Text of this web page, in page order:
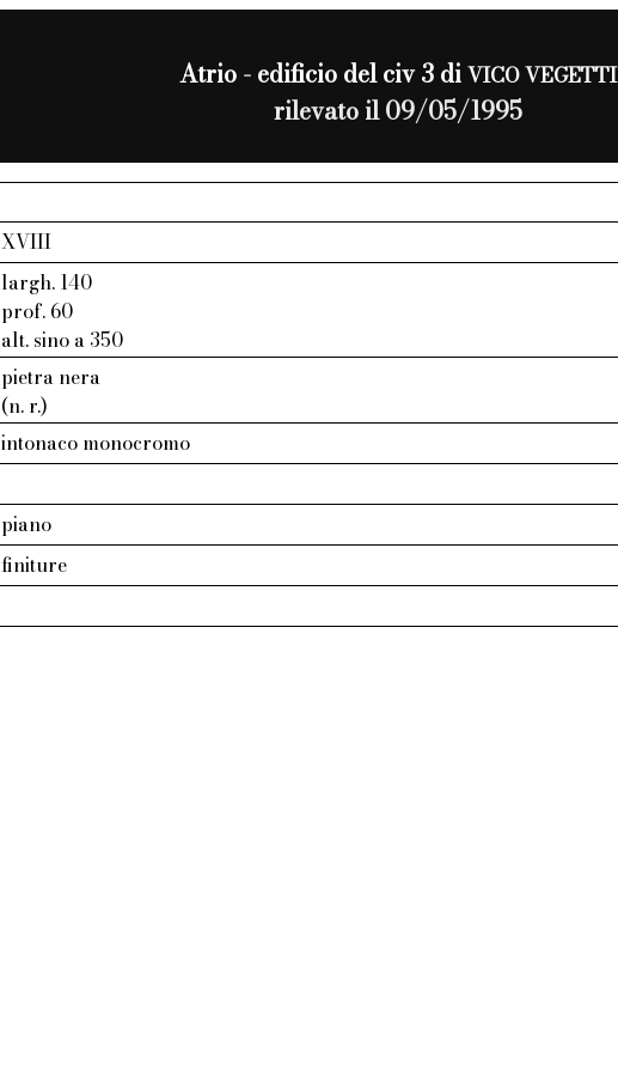
Atrio - edificio del civ 3 diVICO VEGETTI
rilevato il 09/05/1995
XVIII
largh. 140
prof. 60
alt. sino a 350
pietra nera
(n. r.)
intonaco monocromo
piano
finiture